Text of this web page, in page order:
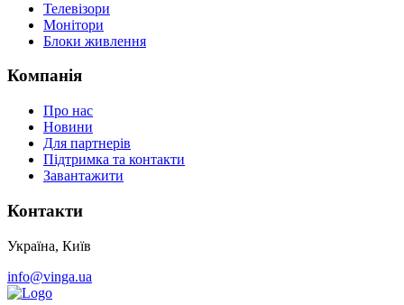
Телевізори
Монітори
Блоки живлення
Компанія
Про нас
Новини
Для партнерів
Підтримка та контакти
Завантажити
Контакти
Україна, Київ
info@vinga.ua